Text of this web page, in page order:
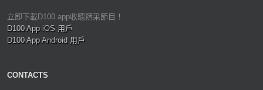
立即下載D100 app收聽精采節目！
D100 App iOS 用戶
D100 App Android 用戶
CONTACTS